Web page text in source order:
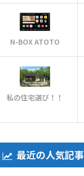
N-BOX ATOTO
私の住宅選び！！
最近の人気記事